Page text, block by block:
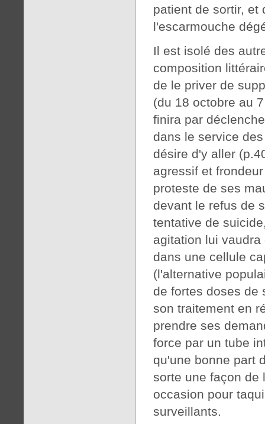
patient de sortir, et
l'escarmouche
Il est isolé des
composition
de le priver de
(du 18 octobre au
finira par
dans le service
désire d'y aller
agressif et
proteste de ses
devant le refus de
tentative de
agitation lui
dans une cellule
(l'alternative
de fortes doses de
son traitement en
prendre ses
force par un tube
qu'une bonne part
sorte une façon de
occasion pour
surveillants.